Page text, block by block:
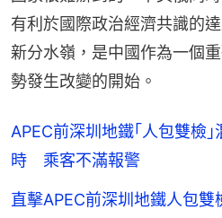
有利於國際政治經濟共識的
新分水嶺，是中國作為一個
勢發生改變的開始。
APEC前深圳地鐵｢人包雙檢
時 乘客不滿報警
直擊APEC前深圳地鐵人包